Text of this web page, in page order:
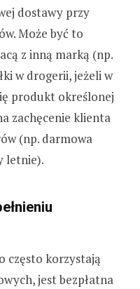
dostawy przy
Może być to
z inną marką (np.
w drogerii, jeżeli w
produkt określonej
zachęcenie klienta
(np. darmowa
letnie).
często korzystają
jest bezpłatna